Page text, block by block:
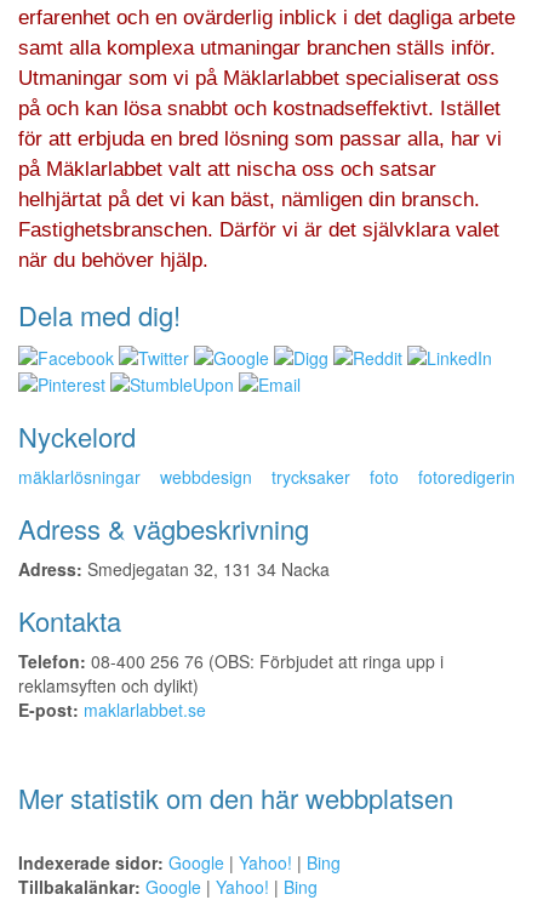
erfarenhet och en ovärderlig inblick i det dagliga arbete
samt alla komplexa utmaningar branchen ställs inför.
Utmaningar som vi på Mäklarlabbet specialiserat oss
på och kan lösa snabbt och kostnadseffektivt. Istället
för att erbjuda en bred lösning som passar alla, har vi
på Mäklarlabbet valt att nischa oss och satsar
helhjärtat på det vi kan bäst, nämligen din bransch.
Fastighetsbranschen. Därför vi är det självklara valet
när du behöver hjälp.
Dela med dig!
Nyckelord
mäklarlösningar webbdesign trycksaker foto fotoredigerin
Adress & vägbeskrivning
Adress: Smedjegatan 32, 131 34 Nacka
Kontakta
Telefon: 08-400 256 76 (OBS: Förbjudet att ringa upp i
reklamsyften och dylikt)
E-post: maklarlabbet.se
Mer statistik om den här webbplatsen
Indexerade sidor: Google | Yahoo! | Bing
Tillbakalänkar: Google | Yahoo! | Bing